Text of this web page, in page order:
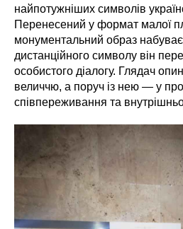
найпотужніших символів
Перенесений у формат малої
монументальний образ
дистанційного символу він
особистого діалогу. Глядач
величчю, а поруч із нею — у
співпереживання та